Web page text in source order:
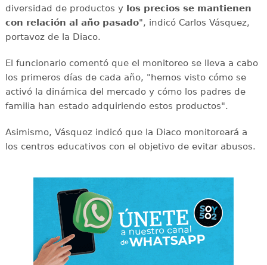
diversidad de productos ylos precios se mantienen
con relación al año pasado", indicó Carlos Vásquez,
portavoz de la Diaco.
El funcionario comentó que el monitoreo se lleva a cabo
los primeros días de cada año, "hemos visto cómo se
activó la dinámica del mercado y cómo los padres de
familia han estado adquiriendo estos productos".
Asimismo, Vásquez indicó que la Diaco monitoreará a
los centros educativos con el objetivo de evitar abusos.